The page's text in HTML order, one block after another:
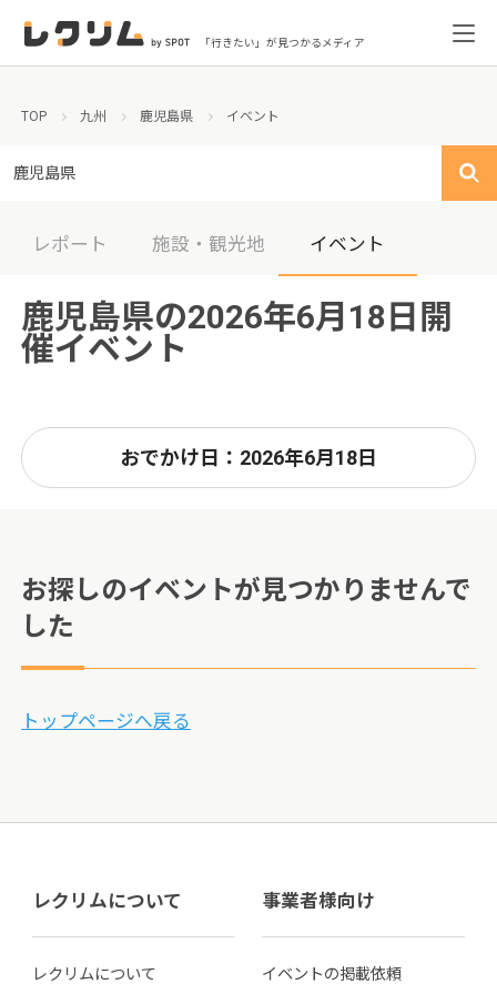
「行きたい」が見つかるメディア
TOP 九州 鹿児島県 イベント
鹿児島県
レポート 施設・観光地 イベント
鹿児島県の2026年6月18日開
催イベント
おでかけ日：2026年6月18日
お探しのイベントが見つかりませんで
した
トップページへ戻る
レクリムについて
レクリムについて
事業者様向け
イベントの掲載依頼